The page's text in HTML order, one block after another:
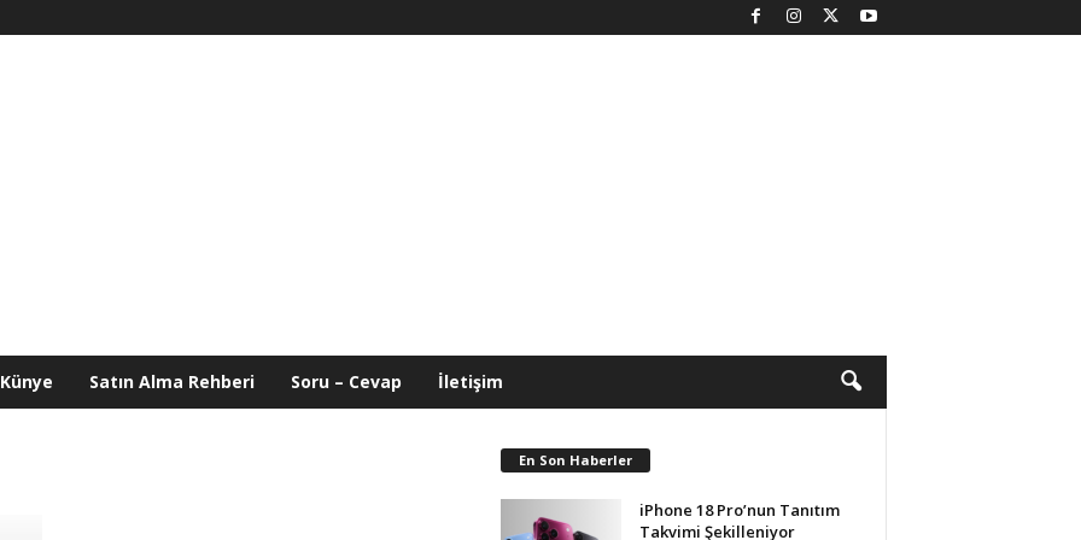
Künye Satın Alma Rehberi Soru – Cevap İletişim
En Son Haberler
iPhone 18 Pro’nun Tanıtım
Takvimi Şekilleniyor